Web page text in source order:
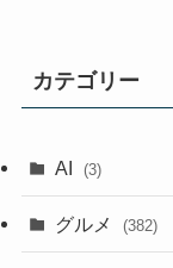
カテゴリー
AI (3)
グルメ (382)